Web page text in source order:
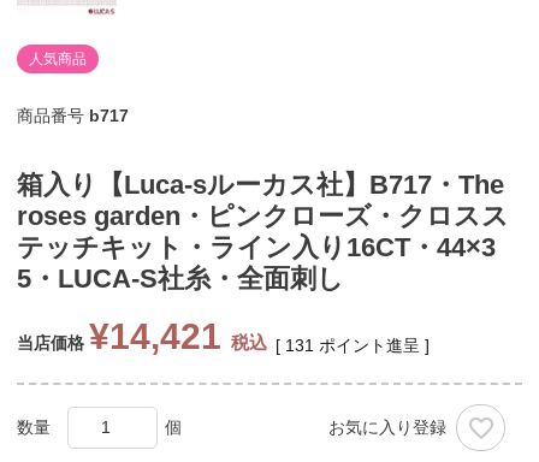
人気商品
商品番号 b717
箱入り【Luca-sルーカス社】B717・The
roses garden・ピンクローズ・クロスス
テッチキット・ライン入り16CT・44×3
5・LUCA-S社糸・全面刺し
当店価格 ¥14,421 税込 [ 131 ポイント進呈 ]
お気に入り登録